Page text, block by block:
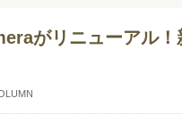
がリニューアル